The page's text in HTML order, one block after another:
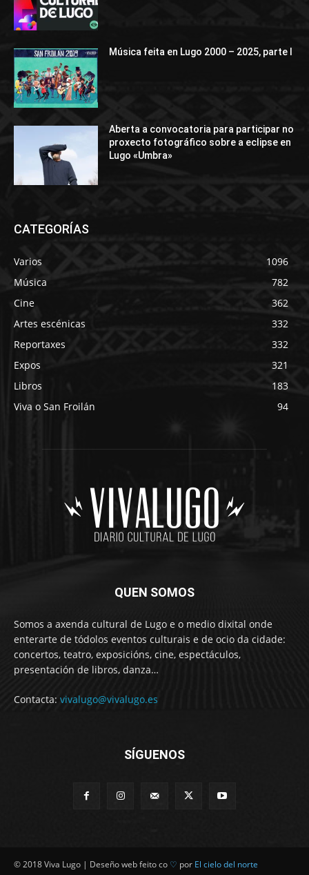
Música feita en Lugo 2000 – 2025, parte I
Aberta a convocatoria para participar no
proxecto fotográfico sobre a eclipse en
Lugo «Umbra»
CATEGORÍAS
Varios
1096
Música
782
Cine
362
Artes escénicas
332
Reportaxes
332
Expos
321
Libros
183
Viva o San Froilán
94
QUEN SOMOS
Somos a axenda cultural de Lugo e o medio dixital onde
enterarte de tódolos eventos culturais e de ocio da cidade:
concertos, teatro, exposicións, cine, espectáculos,
presentación de libros, danza…
Contacta: vivalugo@vivalugo.es
SÍGUENOS
© 2018 Viva Lugo | Deseño web feito co ♡ por El cielo del norte